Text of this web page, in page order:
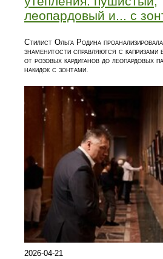
леопардовый и... с
Стилист Ольга Родина
знаменитости справляются с
от розовых кардиганов до леопардовых
накидок с зонтами.
2026-04-21